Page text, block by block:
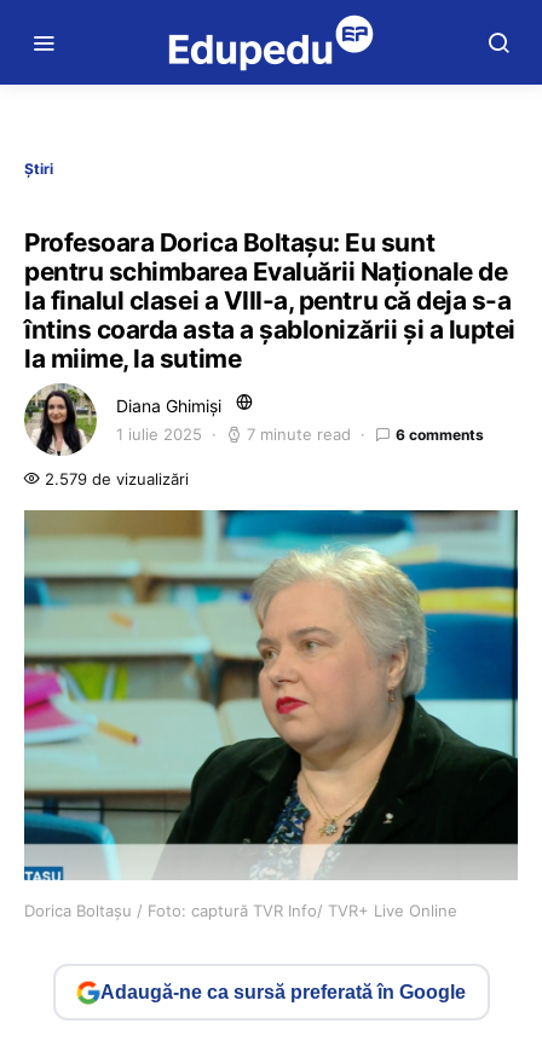
Știri
Profesoara Dorica Boltașu: Eu sunt
pentru schimbarea Evaluării Naționale de
la finalul clasei a VIII-a, pentru că deja s-a
întins coarda asta a șablonizării și a luptei
la miime, la sutime
Diana Ghimiși
1 iulie 2025 7 minute read 6 comments
2.579 de vizualizări
Dorica Boltașu / Foto: captură TVR Info/ TVR+ Live Online
Adaugă-ne ca sursă preferată în Google